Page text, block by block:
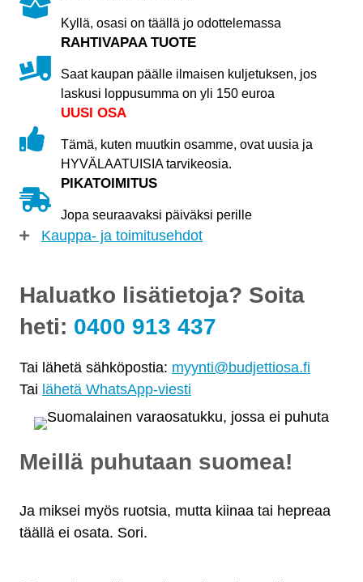
Kyllä, osasi on täällä jo odottelemassa
RAHTIVAPAA TUOTE
Saat kaupan päälle ilmaisen kuljetuksen, jos
laskusi loppusumma on yli 150 euroa
UUSI OSA
Tämä, kuten muutkin osamme, ovat uusia ja
HYVÄLAATUISIA tarvikeosia.
PIKATOIMITUS
Jopa seuraavaksi päiväksi perille
Kauppa- ja toimitusehdot
Haluatko lisätietoja? Soita
heti: 0400 913 437
Tai lähetä sähköpostia: myynti@budjettiosa.fi
Tai lähetä WhatsApp-viesti
Meillä puhutaan suomea!
Ja miksei myös ruotsia, mutta kiinaa tai hepreaa
täällä ei osata. Sori.